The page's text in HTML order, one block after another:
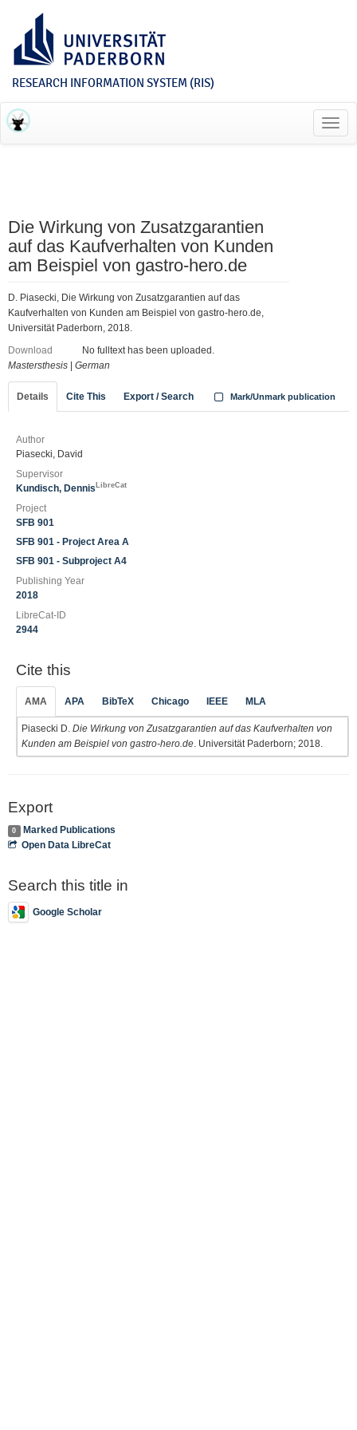
RESEARCH INFORMATION SYSTEM (RIS)
Die Wirkung von Zusatzgarantien
auf das Kaufverhalten von Kunden
am Beispiel von gastro-hero.de
D. Piasecki, Die Wirkung von Zusatzgarantien auf das
Kaufverhalten von Kunden am Beispiel von gastro-hero.de,
Universität Paderborn, 2018.
Download
No fulltext has been uploaded.
Mastersthesis
German
Details Cite This Export / Search Mark/Unmark publication
Author
Piasecki, David
Supervisor
Kundisch, Dennis LibreCat
Project
SFB 901
SFB 901 - Project Area A
SFB 901 - Subproject A4
Publishing Year
2018
LibreCat-ID
2944
Cite this
AMA APA BibTeX Chicago IEEE MLA
Piasecki D. Die Wirkung von Zusatzgarantien auf das Kaufverhalten von
Kunden am Beispiel von gastro-hero.de . Universität Paderborn; 2018.
Export
0
Marked Publications
Open Data LibreCat
Search this title in
Google Scholar